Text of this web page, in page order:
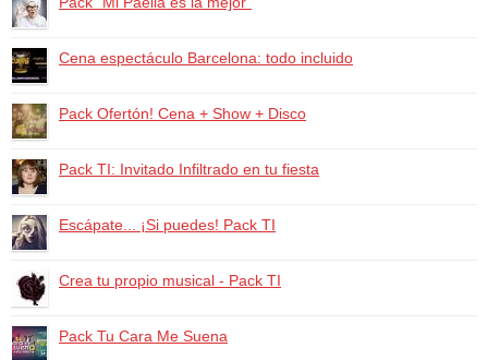
Cena espectáculo Barcelona: todo incluido
Pack Ofertón! Cena + Show + Disco
Pack TI: Invitado Infiltrado en tu fiesta
Escápate... ¡Si puedes! Pack TI
Crea tu propio musical - Pack TI
Pack Tu Cara Me Suena